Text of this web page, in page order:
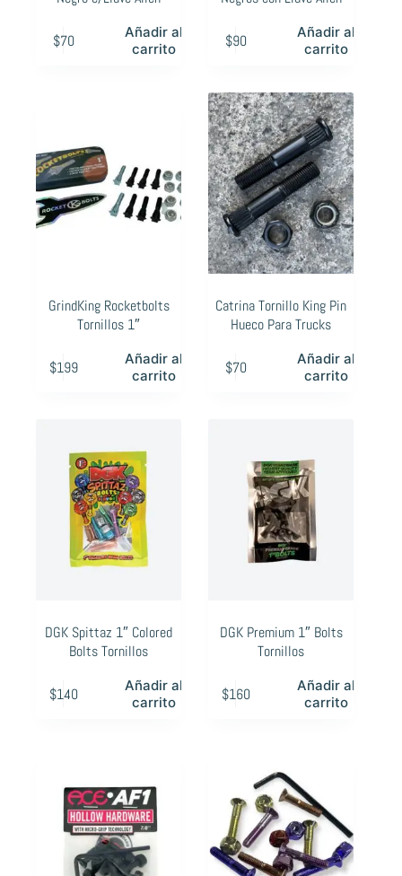
$70
Añadir al
carrito
$90
Añadir al
carrito
GrindKing Rocketbolts
Tornillos 1″
$199
Añadir al
carrito
Catrina Tornillo King Pin
Hueco Para Trucks
$70
Añadir al
carrito
DGK Spittaz 1″ Colored
Bolts Tornillos
$140
Añadir al
carrito
DGK Premium 1″ Bolts
Tornillos
$160
Añadir al
carrito